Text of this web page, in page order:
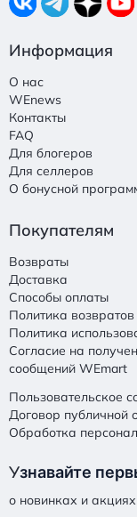
Информация
О нас
WEnews
Контакты
FAQ
Для блогеров
Для селлеров
О бонусной
Покупателям
Возвраты
Доставка
Способы оплаты
Политика
Политика
Согласие на
сообщений WEmart
Пользовательское
Договор публичной
Обработка
Узнавайте
о новинках и акциях